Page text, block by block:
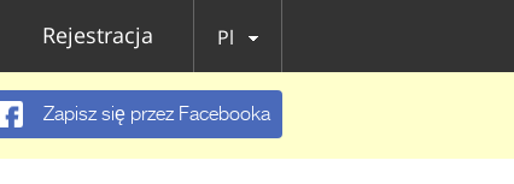
Rejestracja Pl
Zapisz się przez Facebooka